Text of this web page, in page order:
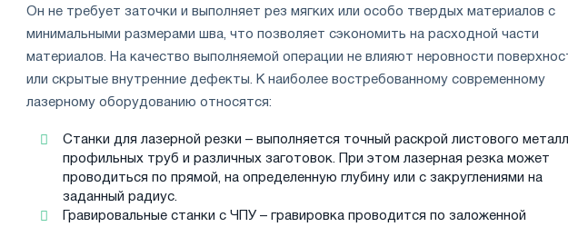
Он не требует заточки и выполняет рез мягких или особо твердых материалов с
минимальными размерами шва, что позволяет сэкономить на расходной части
материалов. На качество выполняемой операции не влияют неровности
или скрытые внутренние дефекты. К наиболее востребованному современному
лазерному оборудованию относятся:
Станки для лазерной резки – выполняется точный раскрой листового
профильных труб и различных заготовок. При этом лазерная резка может
проводиться по прямой, на определенную глубину или с закруглениями на
заданный радиус.
Гравировальные станки с ЧПУ – гравировка проводится по заложенной